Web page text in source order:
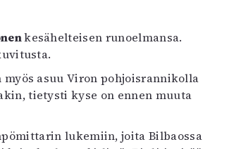
kesähelteisen runoelmansa.
asuu Viron pohjoisrannikolla
tietysti kyse on ennen muuta
lukemiin, joita Bilbaossa